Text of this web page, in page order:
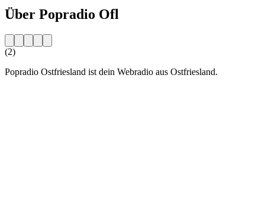
Über Popradio Ofl
(2)
Popradio Ostfriesland ist dein Webradio aus Ostfriesland.